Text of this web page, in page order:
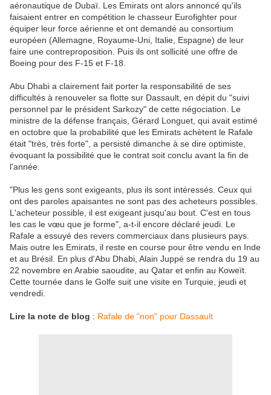
aéronautique de Dubaï. Les Emirats ont alors annoncé qu'ils
faisaient entrer en compétition le chasseur Eurofighter pour
équiper leur force aérienne et ont demandé au consortium
européen (Allemagne, Royaume-Uni, Italie, Espagne) de leur
faire une contreproposition. Puis ils ont sollicité une offre de
Boeing pour des F-15 et F-18.
Abu Dhabi a clairement fait porter la responsabilité de ses
difficultés à renouveler sa flotte sur Dassault, en dépit du "suivi
personnel par le président Sarkozy" de cette négociation. Le
ministre de la défense français, Gérard Longuet, qui avait estimé
en octobre que la probabilité que les Emirats achètent le Rafale
était "très, très forte", a persisté dimanche à se dire optimiste,
évoquant la possibilité que le contrat soit conclu avant la fin de
l'année.
"Plus les gens sont exigeants, plus ils sont intéressés. Ceux qui
ont des paroles apaisantes ne sont pas des acheteurs possibles.
L'acheteur possible, il est exigeant jusqu'au bout. C'est en tous
les cas le vœu que je forme", a-t-il encore déclaré jeudi. Le
Rafale a essuyé des revers commerciaux dans plusieurs pays.
Mais outre les Emirats, il reste en course pour être vendu en Inde
et au Brésil. En plus d'Abu Dhabi, Alain Juppé se rendra du 19 au
22 novembre en Arabie saoudite, au Qatar et enfin au Koweït.
Cette tournée dans le Golfe suit une visite en Turquie, jeudi et
vendredi.
Lire la note de blog : Rafale de "non" pour Dassault